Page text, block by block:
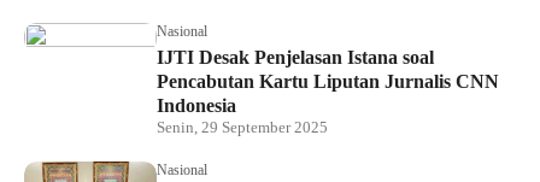
Nasional
IJTI Desak Penjelasan Istana soal
Pencabutan Kartu Liputan Jurnalis CNN
Indonesia
Senin, 29 September 2025
Nasional